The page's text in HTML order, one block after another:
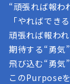
“頑張れば報わ
「やればでき
頑張れば報わ
期待する“勇気
飛び込む“勇気
このPurposeを